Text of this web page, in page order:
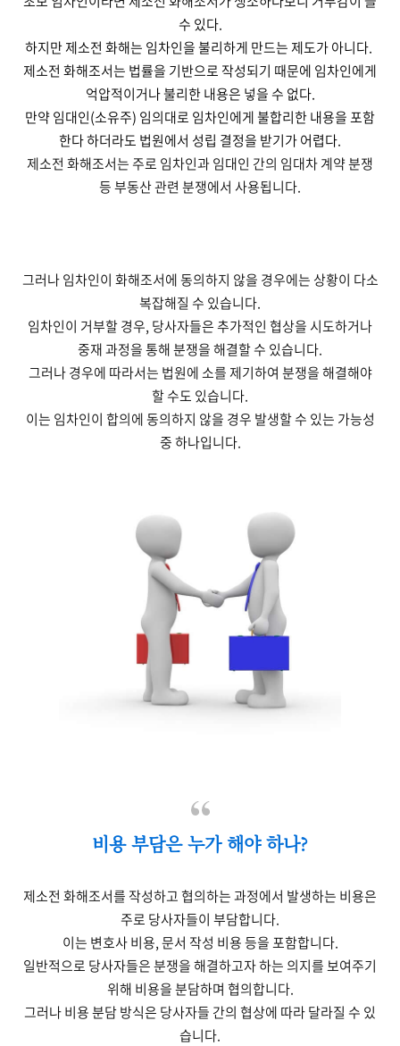
수 있다.
하지만 제소전 화해는 임차인을 불리하게 만드는 제도가 아니다.
제소전 화해조서는 법률을 기반으로 작성되기 때문에 임차인에게
억압적이거나 불리한 내용은 넣을 수 없다.
만약 임대인(소유주) 임의대로 임차인에게 불합리한 내용을 포함
한다 하더라도 법원에서 성립 결정을 받기가 어렵다.
제소전 화해조서는 주로 임차인과 임대인 간의 임대차 계약 분쟁
등 부동산 관련 분쟁에서 사용됩니다.
그러나 임차인이 화해조서에 동의하지 않을 경우에는 상황이 다소
복잡해질 수 있습니다.
임차인이 거부할 경우, 당사자들은 추가적인 협상을 시도하거나
중재 과정을 통해 분쟁을 해결할 수 있습니다.
그러나 경우에 따라서는 법원에 소를 제기하여 분쟁을 해결해야
할 수도 있습니다.
이는 임차인이 합의에 동의하지 않을 경우 발생할 수 있는 가능성
중 하나입니다.
비용 부담은 누가 해야 하나?
제소전 화해조서를 작성하고 협의하는 과정에서 발생하는 비용은
주로 당사자들이 부담합니다.
이는 변호사 비용, 문서 작성 비용 등을 포함합니다.
일반적으로 당사자들은 분쟁을 해결하고자 하는 의지를 보여주기
위해 비용을 분담하며 협의합니다.
그러나 비용 분담 방식은 당사자들 간의 협상에 따라 달라질 수 있
습니다.